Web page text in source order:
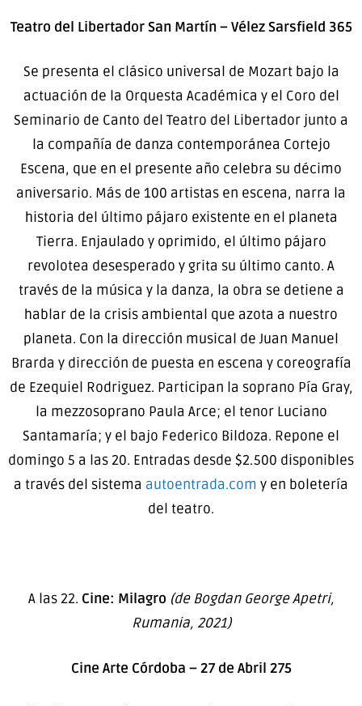
Teatro del Libertador San Martín –Vélez Sarsfield 365
Se presenta el clásico universal de Mozart bajo la
actuación de la Orquesta Académica y el Coro del
Seminario de Canto del Teatro del Libertador junto a
la compañía de danza contemporánea Cortejo
Escena, que en el presente año celebra su décimo
aniversario. Más de 100 artistas en escena, narra la
historia del último pájaro existente en el planeta
Tierra. Enjaulado y oprimido, el último pájaro
revolotea desesperado y grita su último canto. A
través de la música y la danza, la obra se detiene a
hablar de la crisis ambiental que azota a nuestro
planeta. Con la dirección musical de Juan Manuel
Brarda y dirección de puesta en escena y coreografía
de Ezequiel Rodriguez. Participan la soprano Pía Gray,
la mezzosoprano Paula Arce; el tenor Luciano
Santamaría; y el bajo Federico Bildoza. Repone el
domingo 5 a las 20. Entradas desde $2.500 disponibles
a través del sistema autoentrada.com y en boletería
del teatro.
A las 22. Cine: Milagro (de Bogdan George Apetri,
Rumania, 2021)
Cine Arte Córdoba – 27 de Abril 275